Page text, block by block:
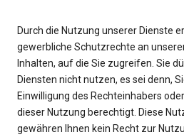
Durch die Nutzung unserer Dienste
gewerbliche Schutzrechte an
Inhalten, auf die Sie zugreifen. Sie
Diensten nicht nutzen, es sei denn,
Einwilligung des Rechteinhabers
dieser Nutzung berechtigt. Diese
gewähren Ihnen kein Recht zur